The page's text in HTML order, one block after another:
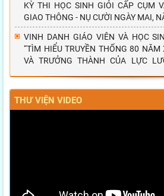
KỲ THI HỌC SINH GIỎI CẤP CỤM VÀ CUỘC THI AN TOÀN
GIAO THÔNG - NỤ CƯỜI NGÀY MAI,
VINH DANH GIÁO VIÊN VÀ HỌC
“TÌM HIỂU TRUYỀN THỐNG 80 NĂM
VÀ TRƯỞNG THÀNH CỦA LỰC
THƯ VIỆN VIDEO